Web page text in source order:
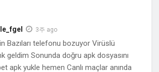
3주 ago
Bazıları telefonu bozuyor Virüslü
geldim Sonunda doğru apk dosyasını
apk yukle hemen Canlı maçlar anında